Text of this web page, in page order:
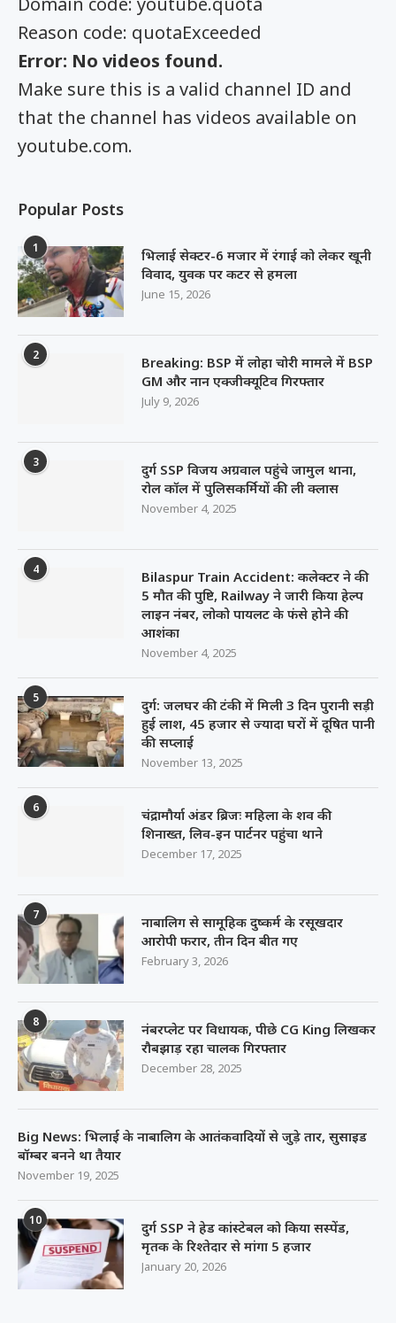
Reason code: quotaExceeded
Error: No videos found.
Make sure this is a valid channel ID and
that the channel has videos available on
youtube.com.
Popular Posts
1
भिलाई सेक्टर-6 मजार में रंगाई को लेकर खूनी
विवाद, युवक पर कटर से हमला
June 15, 2026
2
Breaking: BSP में लोहा चोरी मामले में BSP
GM और नान एक्जीक्यूटिव गिरफ्तार
July 9, 2026
3
दुर्ग SSP विजय अग्रवाल पहुंचे जामुल थाना,
रोल कॉल में पुलिसकर्मियों की ली क्लास
November 4, 2025
4
Bilaspur Train Accident: कलेक्टर ने की
5 मौत की पुष्टि, Railway ने जारी किया हेल्प
लाइन नंबर, लोको पायलट के फंसे होने की
आशंका
November 4, 2025
5
दुर्ग: जलघर की टंकी में मिली 3 दिन पुरानी सड़ी
हुई लाश, 45 हजार से ज्यादा घरों में दूषित पानी
की सप्लाई
November 13, 2025
6
चंद्रामौर्या अंडर ब्रिजः महिला के शव की
शिनाख्त, लिव-इन पार्टनर पहुंचा थाने
December 17, 2025
7
नाबालिग से सामूहिक दुष्कर्म के रसूखदार
आरोपी फरार, तीन दिन बीत गए
February 3, 2026
8
नंबरप्लेट पर विधायक, पीछे CG King लिखकर
रौबझाड़ रहा चालक गिरफ्तार
December 28, 2025
Big News: भिलाई के नाबालिग के आतंकवादियों से जुड़े तार, सुसाइड
बॉम्बर बनने था तैयार
November 19, 2025
10
दुर्ग SSP ने हेड कांस्टेबल को किया सस्पेंड,
मृतक के रिश्तेदार से मांगा 5 हजार
January 20, 2026